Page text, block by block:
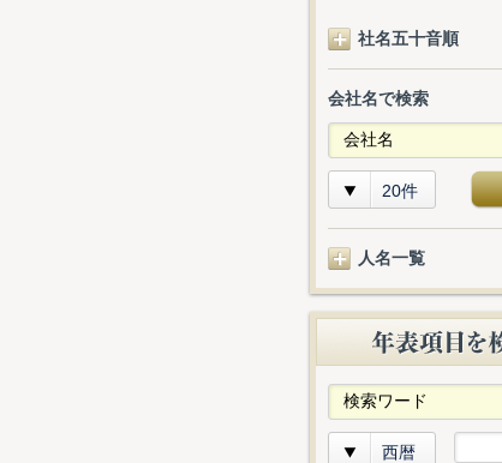
社名五十音順
会社名で検索
20件
人名一覧
西暦